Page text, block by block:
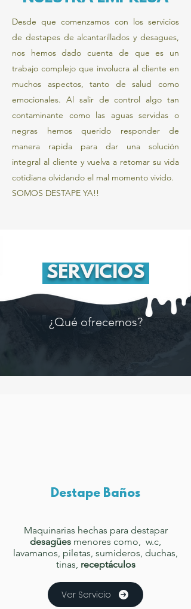
Desde que comenzamos con los servicios
de destapes de alcantarillados y desagues,
nos hemos dado cuenta de que es un
trabajo complejo que involucra al cliente en
muchos aspectos, tanto de salud como
emocionales. Al salir de control algo tan
contaminante como las aguas servidas o
negras hemos querido responder de
manera rapida para dar una solución
integral al cliente y vuelva a retomar su vida
cotidiana olvidando el mal momento vivido.
SOMOS DESTAPE YA!!
¿Qué ofrecemos?
SERVICIOS
Destape Baños
Maquinarias hechas para destapar
desagües menores como, w.c,
lavamanos, piletas, sumideros, duchas,
tinas, receptáculos
Ver Servicio